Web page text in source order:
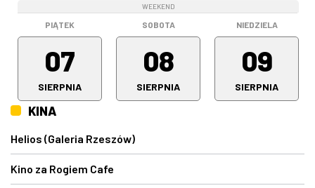
PIĄTEK
07
SIERPNIA
WEEKEND
SOBOTA
08
SIERPNIA
NIEDZIELA
09
SIERPNIA
KINA
Helios (Galeria Rzeszów)
Kino za Rogiem Cafe